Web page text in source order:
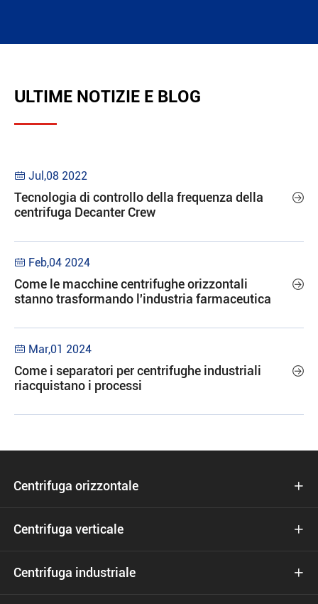
ULTIME NOTIZIE E BLOG
 Jul,08 2022
Tecnologia di controllo della frequenza della
centrifuga Decanter Crew

 Feb,04 2024
Come le macchine centrifughe orizzontali
stanno trasformando l'industria farmaceutica

 Mar,01 2024
Come i separatori per centrifughe industriali
riacquistano i processi

Centrifuga orizzontale 
Centrifuga verticale 
Centrifuga industriale 